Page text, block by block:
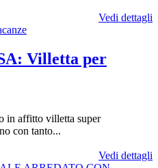
Vedi dettagli
Villetta per
affitto villetta super
con tanto...
Vedi dettagli